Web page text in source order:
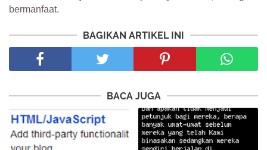
bermanfaat.
BAGIKAN ARTIKEL INI
BACA JUGA